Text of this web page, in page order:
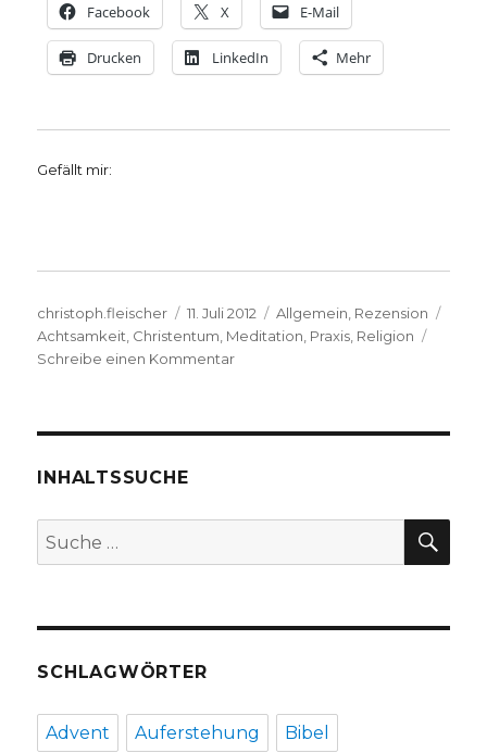
Facebook X E-Mail
Drucken LinkedIn Mehr
Gefällt mir:
Autor
christoph.fleischer
Veröffentlicht
am
11. Juli 2012 Kategorien
Allgemein Rezension
Achtsamkeit Christentum Meditation Praxis Religion
Schreibe einen Kommentarzu
Fleischer,
2012
INHALTSSUCHE
Suche
nach:
SCHLAGWÖRTER
Advent Auferstehung Bibel